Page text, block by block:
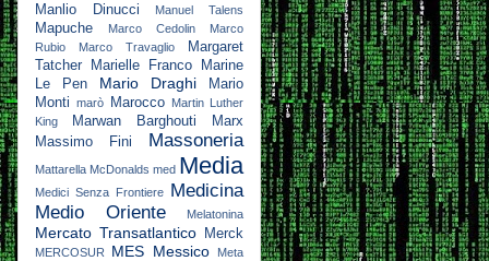
Manlio Dinucci Manuel Talens
Mapuche Marco Cedolin
Marco
Rubio
Marco Travaglio
Margaret
Tatcher
Marielle Franco
Marine
Le Pen
Mario Draghi
Mario
Monti
marò Marocco
Martin Luther
King
Marwan Barghouti
Marx
Massimo Fini
Massoneria
Mattarella McDonalds med Media
Medici Senza Frontiere Medicina
Medio Oriente
Melatonina
Mercato Transatlantico Merck
MERCOSUR MES Messico
Meta